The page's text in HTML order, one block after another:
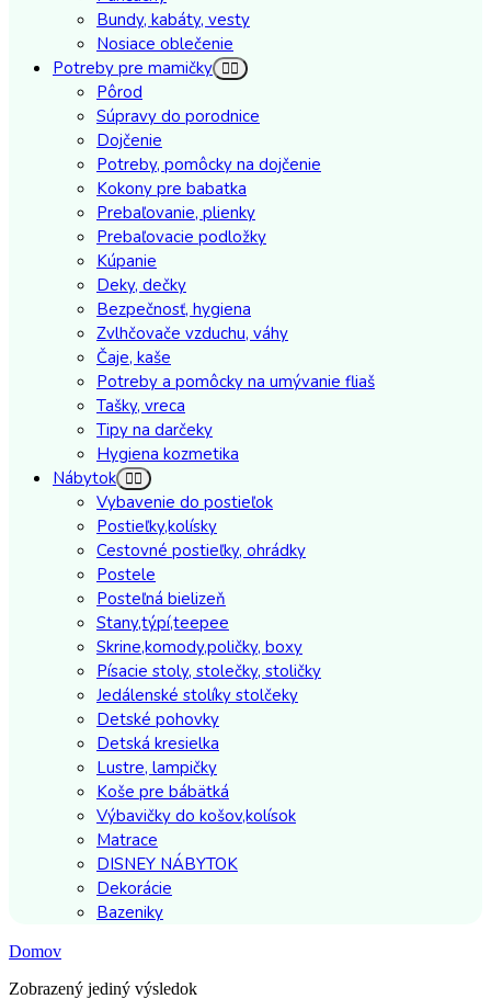
Bundy, kabáty, vesty
Nosiace oblečenie
Potreby pre mamičky
Pôrod
Súpravy do porodnice
Dojčenie
Potreby, pomôcky na dojčenie
Kokony pre babatka
Prebaľovanie, plienky
Prebaľovacie podložky
Kúpanie
Deky, dečky
Bezpečnosť, hygiena
Zvlhčovače vzduchu, váhy
Čaje, kaše
Potreby a pomôcky na umývanie fliaš
Tašky, vreca
Tipy na darčeky
Hygiena kozmetika
Nábytok
Vybavenie do postieľok
Postieľky,kolísky
Cestovné postieľky, ohrádky
Postele
Posteľná bielizeň
Stany,týpí,teepee
Skrine,komody,poličky, boxy
Písacie stoly, stolečky, stoličky
Jedálenské stolíky stolčeky
Detské pohovky
Detská kresielka
Lustre, lampičky
Koše pre bábätká
Výbavičky do košov,kolísok
Matrace
DISNEY NÁBYTOK
Dekorácie
Bazeniky
Domov
Zobrazený jediný výsledok